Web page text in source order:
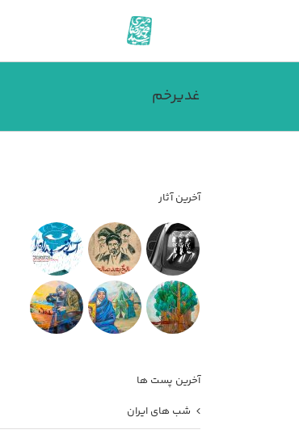
غدیرخم
آخرین آثار
آخرین پست ها
شب های ایران